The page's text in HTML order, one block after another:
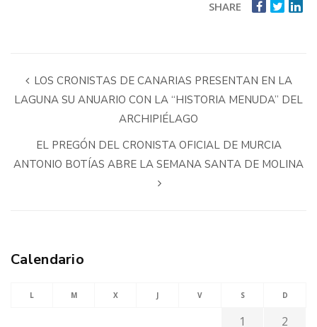
SHARE
LOS CRONISTAS DE CANARIAS PRESENTAN EN LA
LAGUNA SU ANUARIO CON LA “HISTORIA MENUDA” DEL
ARCHIPIÉLAGO
EL PREGÓN DEL CRONISTA OFICIAL DE MURCIA
ANTONIO BOTÍAS ABRE LA SEMANA SANTA DE MOLINA
Calendario
L M X J V S D
1 2